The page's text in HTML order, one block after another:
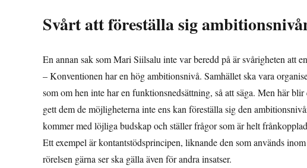
Svårt att föreställa sig
En annan sak som Mari Siilsalu inte var beredd på är svårigheten att
– Konventionen har en hög ambitionsnivå. Samhället ska vara
som om hen inte har en funktionsnedsättning, så att säga. Men här
gett dem de möjligheterna inte ens kan föreställa sig den
kommer med löjliga budskap och ställer frågor som är helt
Ett exempel är kontantstödsprincipen, liknande den som används
rörelsen gärna ser ska gälla även för andra insatser.